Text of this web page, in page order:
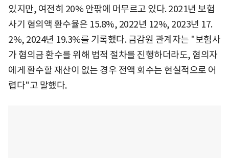
있지만, 여전히 20% 안팎에 머무르고 있다. 2021년 보험
사기 혐의액 환수율은 15.8%, 2022년 12%, 2023년 17.
2%, 2024년 19.3%를 기록했다. 금감원 관계자는 "보험사
가 혐의금 환수를 위해 법적 절차를 진행하더라도, 혐의자
에게 환수할 재산이 없는 경우 전액 회수는 현실적으로 어
렵다"고 말했다.